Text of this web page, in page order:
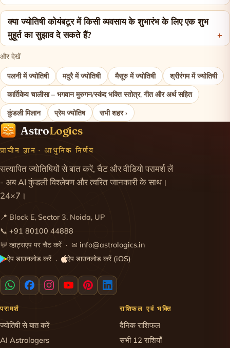
क्या ज्योतिषी कोयंबटूर में किसी व्यवसाय के शुभारंभ के लिए एक शुभ
मुहूर्त का सुझाव दे सकते हैं?
और देखें
पलनी में ज्योतिषी मदुरै में ज्योतिषी मैसूरु में ज्योतिषी श्रीरंगम में ज्योतिषी
कार्तिकेय चालीसा – भगवान मुरुगन/स्कंद भक्ति स्तोत्र, गीत और अर्थ सहित
कुंडली मिलान प्रेम ज्योतिष सभी शहर ›
AstroLogics
प्राचीन ज्ञान · आधुनिक निर्णय
सत्यापित ज्योतिषियों से बात करें, चैट और वीडियो परामर्श लें
- अब AI कुंडली विश्लेषण और त्वरित जानकारी के साथ।
24×7।
📍 Block E, Sector 3, Noida, UP
📞 +91 80100 44888
💬 व्हाट्सएप पर चैट करें · ✉ info@astrologics.in
ऐप डाउनलोड करें· ऐप डाउनलोड करें (iOS)
परामर्श
ज्योतिषी से बात करें
AI Astrologers
राशिफल एवं भक्ति
दैनिक राशिफल
सभी 12 राशियाँ